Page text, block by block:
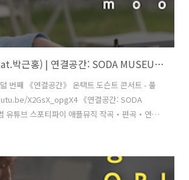
문용 - O.O.O.(Feat.박근홍) | 연결공간: SODA MUSEUM Live 4K MV
번째 《연결공간》 온택트 도슨트 콘서트 - 풀
X2GsX_opgX4 《연결공간: SODA
유튜브 스포티파이 애플뮤직 작곡・편곡・연주
・내레이션 - 문용(moonyong) 기획・행정 및
상 - 유영균(STUDIO2F) 촬영 - 유영균 촬영 보조
곽동준(K-SOUND) 음향 조감독 - 남동훈 협력 -